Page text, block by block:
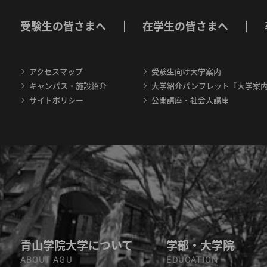
受験生の皆さまへ 在学生の皆さまへ
アクセスマップ
キャンパス・施設紹介
サイトポリシー
受験生向け大学案内
大学紹介パンフレット『大学案
公開講座・社会人講座
青山学院大学について
ABOUT AGU
学部・大学院
EDUCATION